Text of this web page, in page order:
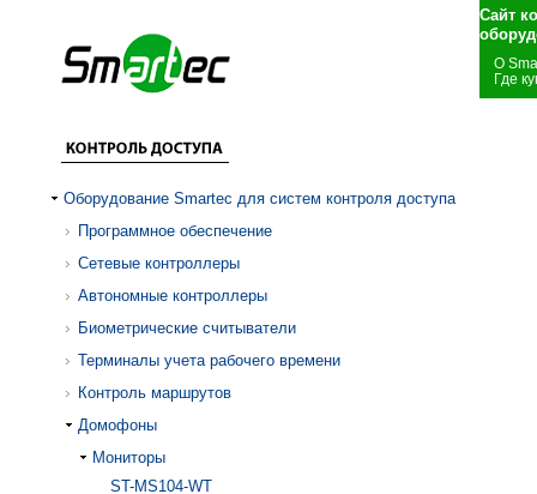
Сайт
О
Где
Оборудование Smartec для систем контроля доступа
Программное обеспечение
Сетевые контроллеры
Автономные контроллеры
Биометрические считыватели
Терминалы учета рабочего времени
Контроль маршрутов
Домофоны
Мониторы
ST-MS104-WT